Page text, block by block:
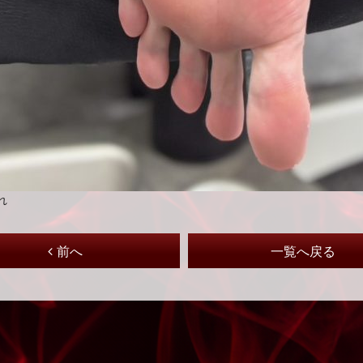
前へ 一覧へ戻る